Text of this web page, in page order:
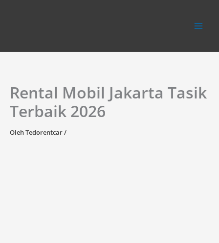
Rental Mobil Jakarta Tasik
Terbaik 2026
OlehTedorentcar/